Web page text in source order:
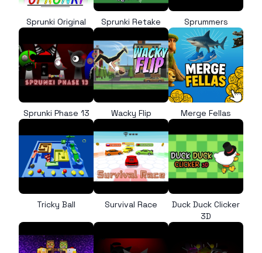
Sprunki Original Sprunki Retake Sprummers
Sprunki Phase 13 Wacky Flip Merge Fellas
Tricky Ball Survival Race
Duck Duck Clicker
3D